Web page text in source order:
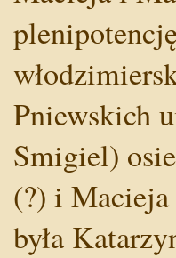
Pniewskich
Smigiel)
(?) i Macieja
była